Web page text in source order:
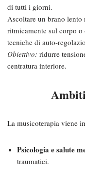
di tutti i giorni.
Ascoltare un brano lento
ritmicamente sul corpo
tecniche di auto-
Obiettivo: ridurre
centratura interiore.
La musicoterapia viene
Psicologia e salute
traumatici.